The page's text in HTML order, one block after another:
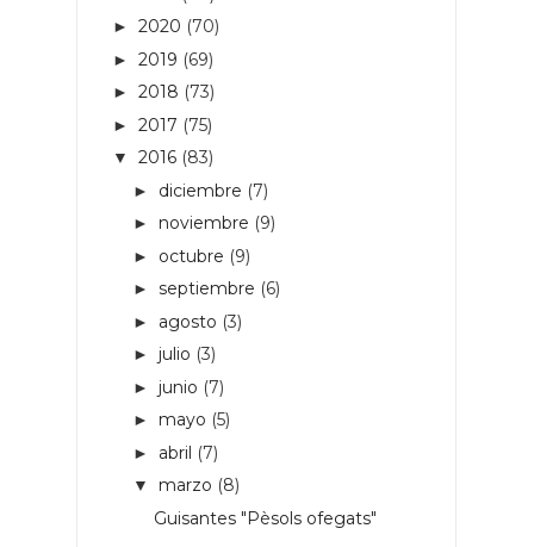
► 2020 (70)
► 2019 (69)
► 2018 (73)
► 2017 (75)
▼ 2016 (83)
► diciembre (7)
► noviembre (9)
► octubre (9)
► septiembre (6)
► agosto (3)
► julio (3)
► junio (7)
► mayo (5)
► abril (7)
▼ marzo (8)
Guisantes "Pèsols ofegats"